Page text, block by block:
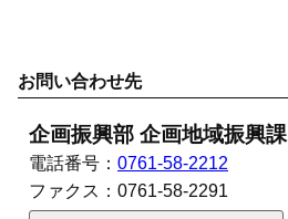
お問い合わせ先
企画振興部 企画地域振興課
電話番号： 0761-58-2212
ファクス： 0761-58-2291